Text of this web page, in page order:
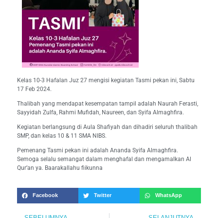
Kelas 10-3 Hafalan Juz 27 mengisi kegiatan Tasmi pekan ini, Sabtu
17 Feb 2024.
Thalibah yang mendapat kesempatan tampil adalah Naurah Ferasti,
Sayyidah Zulfa, Rahmi Mufidah, Naureen, dan Syifa Almaghfira.
Kegiatan berlangsung di Aula Shafiyah dan dihadiri seluruh thalibah
SMP, dan kelas 10 & 11 SMA NIBS.
Pemenang Tasmi pekan ini adalah Ananda Syifa Almaghfira.
Semoga selalu semangat dalam menghafal dan mengamalkan Al
Qur’an ya. Baarakallahu fiikunna
Facebook Twitter WhatsApp